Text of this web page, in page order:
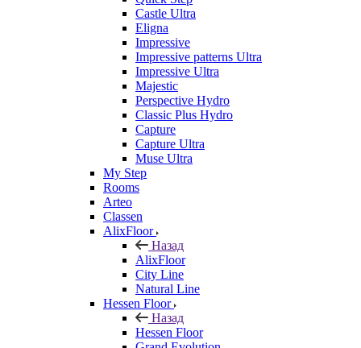
Castle Ultra
Eligna
Impressive
Impressive patterns Ultra
Impressive Ultra
Majestic
Perspective Hydro
Classic Plus Hydro
Capture
Capture Ultra
Muse Ultra
My Step
Rooms
Arteo
Classen
AlixFloor
Назад
AlixFloor
City Line
Natural Line
Hessen Floor
Назад
Hessen Floor